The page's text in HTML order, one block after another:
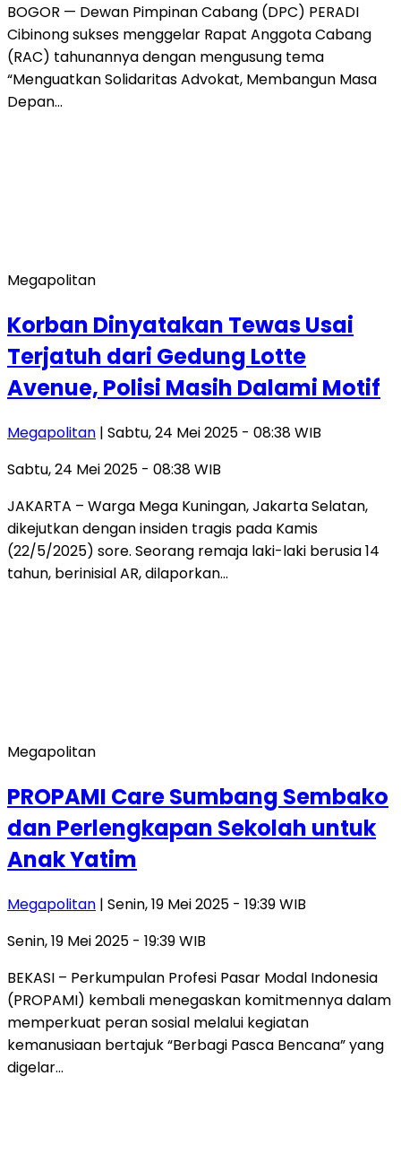
BOGOR — Dewan Pimpinan Cabang (DPC) PERADI
Cibinong sukses menggelar Rapat Anggota Cabang
(RAC) tahunannya dengan mengusung tema
“Menguatkan Solidaritas Advokat, Membangun Masa
Depan…
Megapolitan
Korban Dinyatakan Tewas Usai
Terjatuh dari Gedung Lotte
Avenue, Polisi Masih Dalami Motif
Megapolitan | Sabtu, 24 Mei 2025 - 08:38 WIB
Sabtu, 24 Mei 2025 - 08:38 WIB
JAKARTA – Warga Mega Kuningan, Jakarta Selatan,
dikejutkan dengan insiden tragis pada Kamis
(22/5/2025) sore. Seorang remaja laki-laki berusia 14
tahun, berinisial AR, dilaporkan…
Megapolitan
PROPAMI Care Sumbang Sembako
dan Perlengkapan Sekolah untuk
Anak Yatim
Megapolitan | Senin, 19 Mei 2025 - 19:39 WIB
Senin, 19 Mei 2025 - 19:39 WIB
BEKASI – Perkumpulan Profesi Pasar Modal Indonesia
(PROPAMI) kembali menegaskan komitmennya dalam
memperkuat peran sosial melalui kegiatan
kemanusiaan bertajuk “Berbagi Pasca Bencana” yang
digelar…